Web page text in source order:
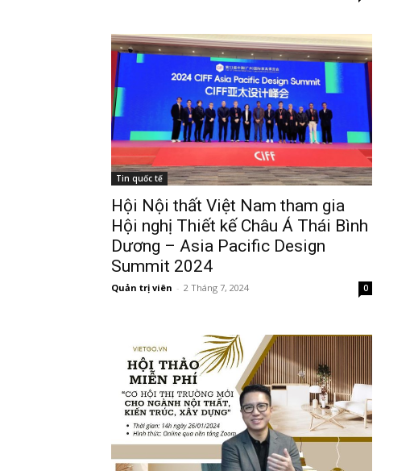
Tin quốc tế
Hội Nội thất Việt Nam tham gia
Hội nghị Thiết kế Châu Á Thái Bình
Dương – Asia Pacific Design
Summit 2024
Quản trị viên - 2 Tháng 7, 2024 0